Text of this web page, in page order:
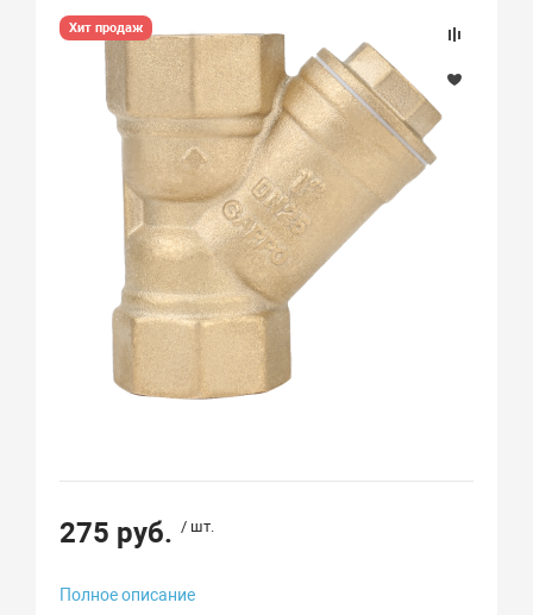
Хит продаж
275 руб. / шт.
Полное описание